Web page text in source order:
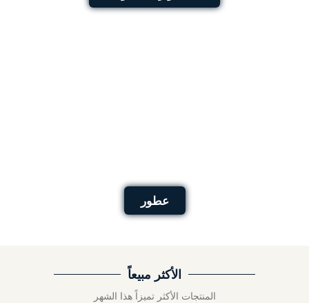
عطور
الأكثر مبيعاً
المنتجات الأكثر تميزاً هذا الشهر